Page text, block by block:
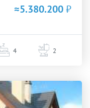
≈5.380.200₽
4 2